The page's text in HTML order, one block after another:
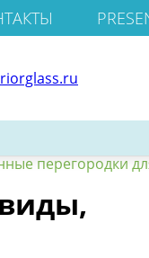
перегородки